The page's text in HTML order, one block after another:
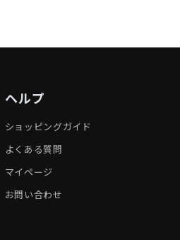
ヘルプ
ショッピングガイド
よくある質問
マイページ
お問い合わせ